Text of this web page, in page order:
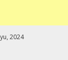
2024